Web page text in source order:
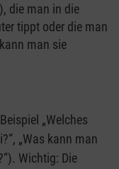
die man in die
tippt oder die man
man sie
„Welches
„Was kann man
Wichtig: Die